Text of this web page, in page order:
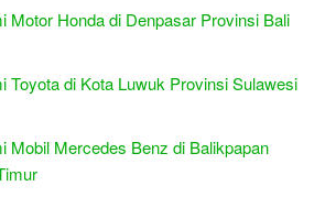
Motor Honda di Denpasar Provinsi Bali
Toyota di Kota Luwuk Provinsi Sulawesi
Mobil Mercedes Benz di Balikpapan